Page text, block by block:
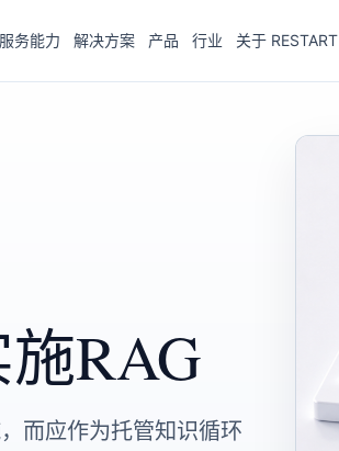
服务能力 解决方案 产品 行业 关于 RESTART
RAG
而应作为托管知识循环